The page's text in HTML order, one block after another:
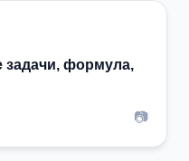
задачи, формула,
📷